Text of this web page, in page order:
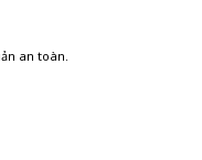
an toàn.